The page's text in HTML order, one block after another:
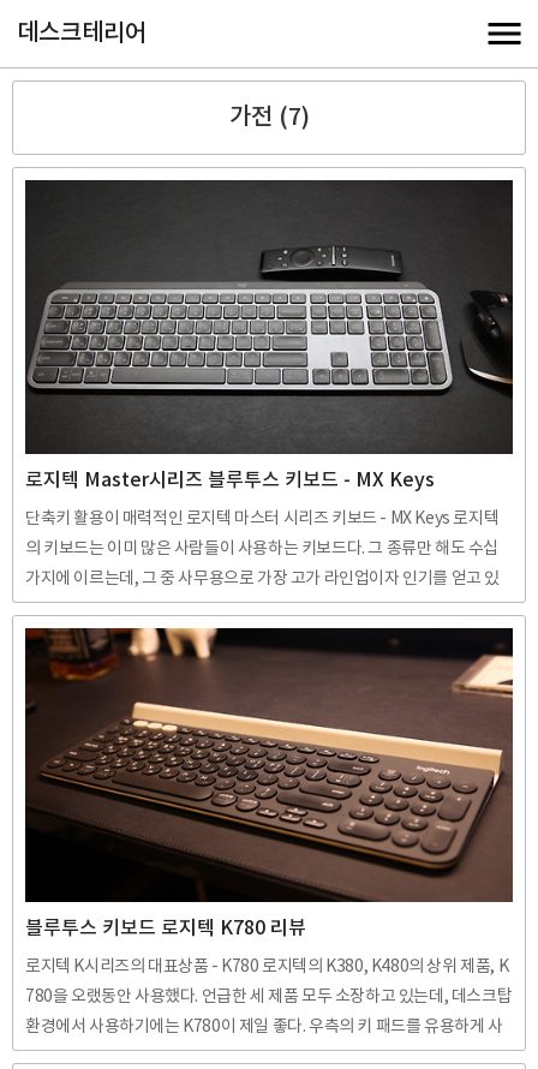
데스크테리어
가전 (7)
로지텍 Master시리즈 블루투스 키보드 - MX Keys
단축키 활용이 매력적인 로지텍 마스터 시리즈 키보드 - MX Keys 로지텍
의 키보드는 이미 많은 사람들이 사용하는 키보드다. 그 종류만 해도 수십
가지에 이르는데, 그 중 사무용으로 가장 고가 라인업이자 인기를 얻고 있
는 제품을 뽑자면 로지텍 마스터시리즈 MX Keys 블루투스 키보드를 뽑을
수 있다. 그 자체로도 다양한 기능을 갖고 있지만, MX Keys는 로지텍의 마
스터 시리즈 키보드로써, MX Master 3 마우스와 제 짝을 이루는 키보드로
도 유명하다. 반드시 MX Master 3 마우스를 함께 할 필요는 없지만, 각각
의 제품이 사무용으로 최적화 된 다양한 기능을 제공하고 있을 뿐 아니라
두 제품을 펑션키를 활용하여 조합키를 실행할 수 있는 등 나름의 장점이
있다. 특히 단축키를 자신의 입맛에 맞..
블루투스 키보드 로지텍 K780 리뷰
로지텍 K시리즈의 대표상품 - K780 로지텍의 K380, K480의 상위 제품, K
780을 오랬동안 사용했다. 언급한 세 제품 모두 소장하고 있는데, 데스크탑
환경에서 사용하기에는 K780이 제일 좋다. 우측의 키 패드를 유용하게 사
용하기 때문에 그런 부분도 있지만, 키보드를 눌렀을 때의 키감이 K380과